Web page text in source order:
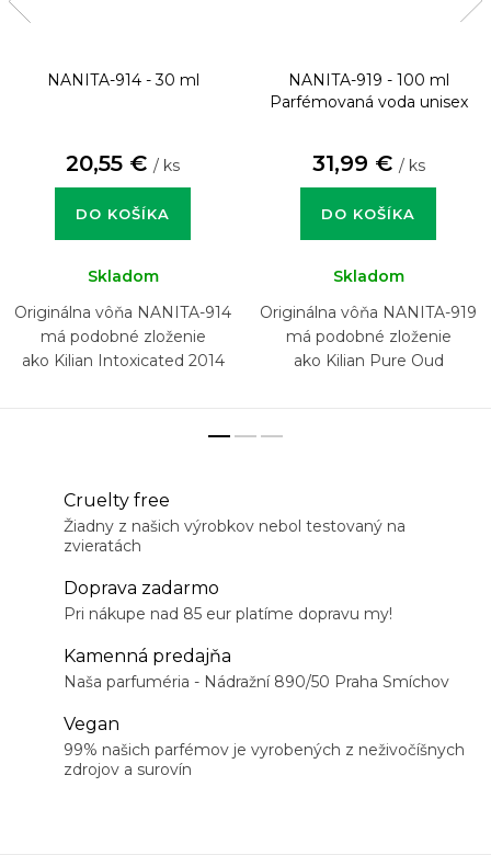
NANITA-914 - 30 ml
20,55 € / ks
DO KOŠÍKA
Skladom
Originálna vôňa NANITA-914
má podobné zloženie
ako Kilian Intoxicated 2014
NANITA-919 - 100 ml
Parfémovaná voda unisex
31,99 € / ks
DO KOŠÍKA
Skladom
Originálna vôňa NANITA-919
má podobné zloženie
ako Kilian Pure Oud
Cruelty free
Žiadny z našich výrobkov nebol testovaný na
zvieratách
Doprava zadarmo
Pri nákupe nad 85 eur platíme dopravu my!
Kamenná predajňa
Naša parfuméria - Nádražní 890/50 Praha Smíchov
Vegan
99% našich parfémov je vyrobených z neživočíšnych
zdrojov a surovín